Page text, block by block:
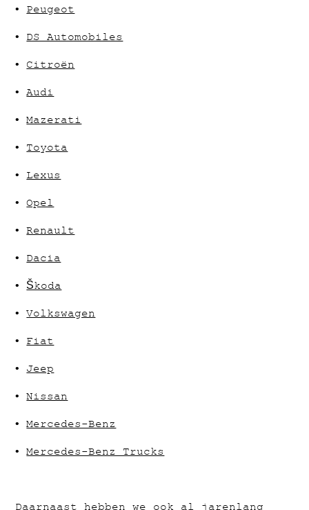
•Peugeot
•DS Automobiles
•Citroën
•Audi
•Mazerati
•Toyota
•Lexus
•Opel
•Renault
•Dacia
•Škoda
•Volkswagen
•Fiat
•Jeep
•Nissan
•Mercedes-Benz
•Mercedes-Benz Trucks